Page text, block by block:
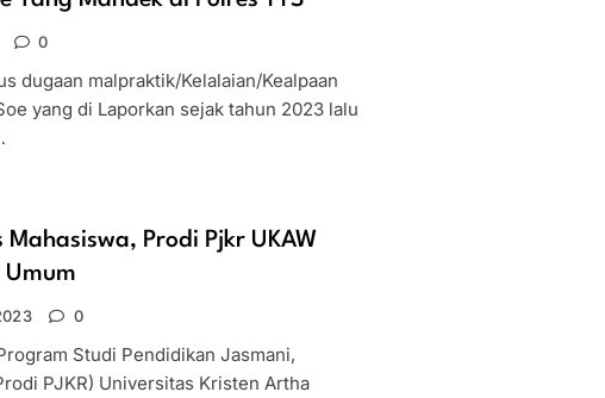
0
dugaan malpraktik/Kelalaian/Kealpaan
yang di Laporkan sejak tahun 2023 lalu
Prodi Pjkr UKAW
Umum
0
Studi Pendidikan Jasmani,
PJKR) Universitas Kristen Artha